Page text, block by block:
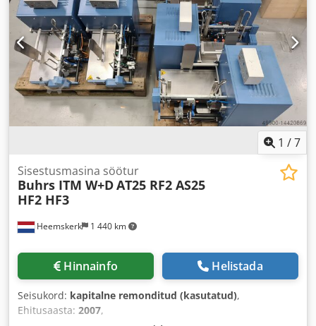
1 /7
Heemskerk 1 440 km
Sisestusmasina söötur
Buhrs ITM W+DAT25 RF2 AS25
HF2 HF3
Hinnainfo Helistada
Seisukord: kapitalne remonditud (kasutatud),
Ehitusaasta: 2007,